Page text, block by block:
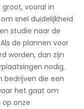
vooral in
snel duidelijkheid
studie naar de
de plannen voor
worden, dan zijn
nodig.
bedrijven die een
het gaat om
onze